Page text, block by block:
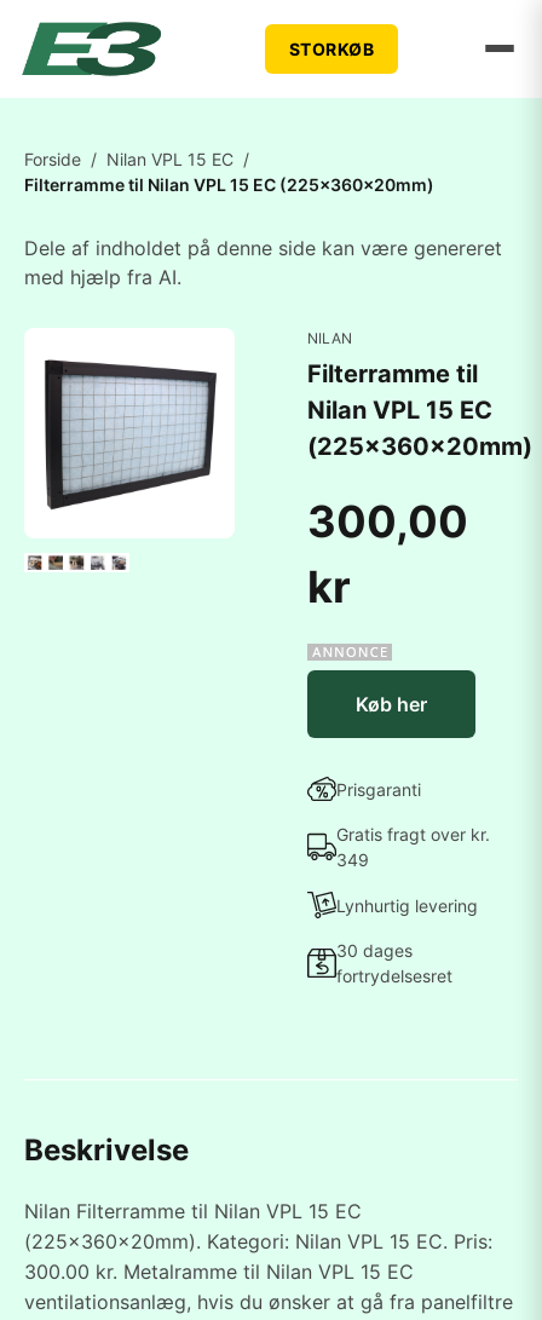
STORKØB
Forside / Nilan VPL 15 EC /
Filterramme til Nilan VPL 15 EC (225x360x20mm)
Dele af indholdet på denne side kan være genereret
med hjælp fra AI.
NILAN
Filterramme til
Nilan VPL 15 EC
(225x360x20mm)
300,00
kr
Køb her
Prisgaranti
Gratis fragt over kr.
349
Lynhurtig levering
30 dages
fortrydelsesret
Beskrivelse
Nilan Filterramme til Nilan VPL 15 EC
(225x360x20mm). Kategori: Nilan VPL 15 EC. Pris:
300.00 kr. Metalramme til Nilan VPL 15 EC
ventilationsanlæg, hvis du ønsker at gå fra panelfiltre